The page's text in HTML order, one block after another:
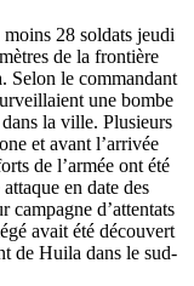
moins 28 soldats jeudi
de la frontière
Selon le commandant
une bombe
la ville. Plusieurs
et avant l’arrivée
de l’armée ont été
en date des
campagne d’attentats
avait été découvert
de Huila dans le sud-